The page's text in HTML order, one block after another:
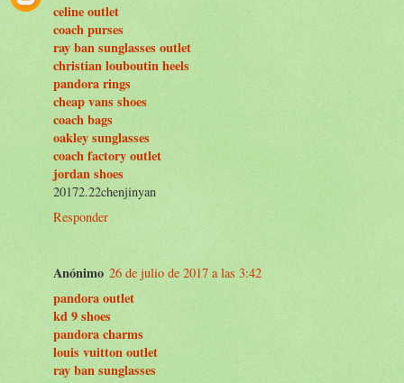
celine outlet
coach purses
ray ban sunglasses outlet
christian louboutin heels
pandora rings
cheap vans shoes
coach bags
oakley sunglasses
coach factory outlet
jordan shoes
20172.22chenjinyan
Responder
Anónimo 26 de julio de 2017 a las 3:42
pandora outlet
kd 9 shoes
pandora charms
louis vuitton outlet
ray ban sunglasses